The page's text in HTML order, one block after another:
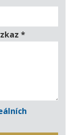
*